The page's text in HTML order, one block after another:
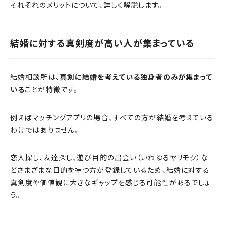
それぞれのメリットについて、詳しく解説します。
結婚に対する真剣度が高い人が集まっている
結婚相談所は、 真剣に結婚を考えている独身者のみが集まって
いることが特徴です。
例えばマッチングアプリの場合、すべての方が結婚を考えている
わけではありません。
恋人探し、友達探し、遊び目的の出会い（いわゆるヤリモク）な
どさまざまな目的を持つ方が登録しているため、結婚に対する
真剣度や価値観に大きなギャップを感じる可能性があるでしょ
う。